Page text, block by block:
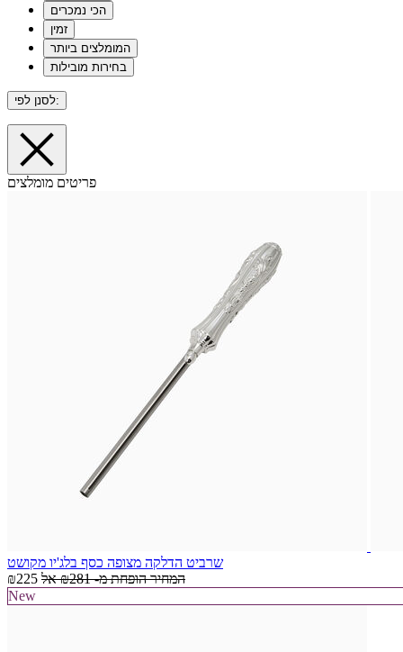
הכי נמכרים
זמין
המומלצים ביותר
בחירות מובילות
לסנן לפי:
פריטים מומלצים
שרביט הדלקה מצופה כסף בלג'יו מקושט
₪225
המחיר הופחת מ-₪281 אל
New